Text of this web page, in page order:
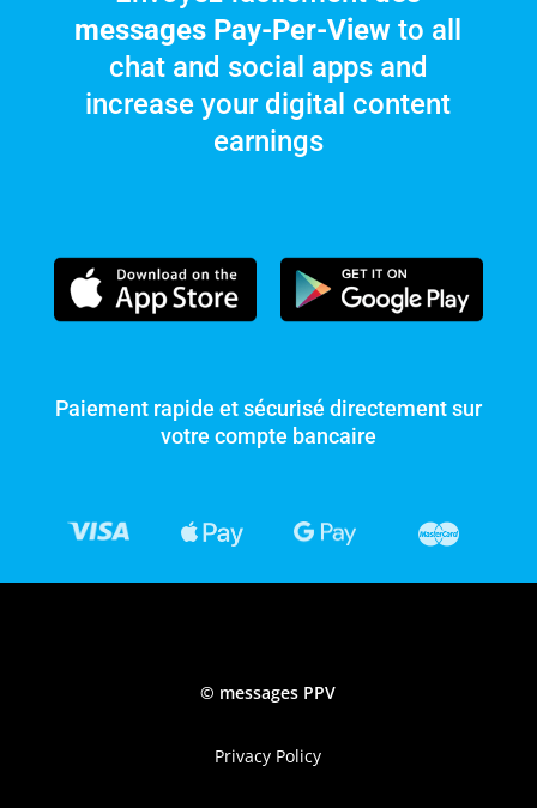
messages Pay-Per-View to all
chat and social apps and
increase your digital content
earnings
Paiement rapide et sécurisé directement sur
votre compte bancaire
© messages PPV
Privacy Policy